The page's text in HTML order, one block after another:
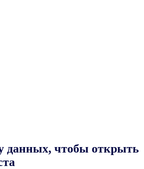
данных, чтобы открыть